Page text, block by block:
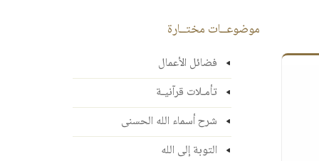
موضوعــات مختــارة
فضائل الأعمال
تأمـلات قرآنيـة
شرح أسماء الله الحسنى
التوبة إلى الله